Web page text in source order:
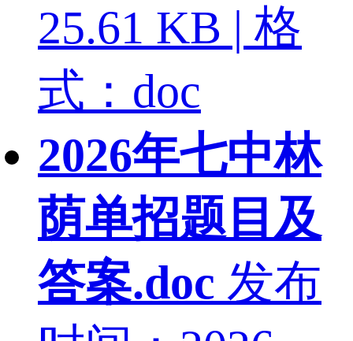
25.61 KB | 格
式：doc
2026年七中林
荫单招题目及
答案.doc 发布